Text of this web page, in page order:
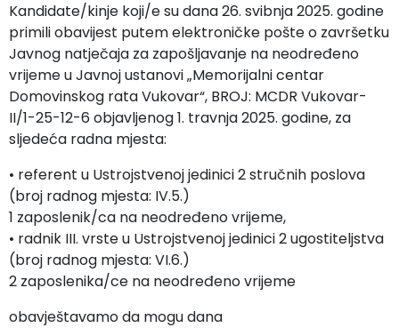
Kandidate/kinje koji/e su dana 26. svibnja 2025. godine
primili obavijest putem elektroničke pošte o završetku
Javnog natječaja za zapošljavanje na neodređeno
vrijeme u Javnoj ustanovi „Memorijalni centar
Domovinskog rata Vukovar“, BROJ: MCDR Vukovar-
II/1-25-12-6 objavljenog 1. travnja 2025. godine, za
sljedeća radna mjesta:
• referent u Ustrojstvenoj jedinici 2 stručnih poslova
(broj radnog mjesta: IV.5.)
1 zaposlenik/ca na neodređeno vrijeme,
• radnik III. vrste u Ustrojstvenoj jedinici 2 ugostiteljstva
(broj radnog mjesta: VI.6.)
2 zaposlenika/ce na neodređeno vrijeme
obavještavamo da mogu dana